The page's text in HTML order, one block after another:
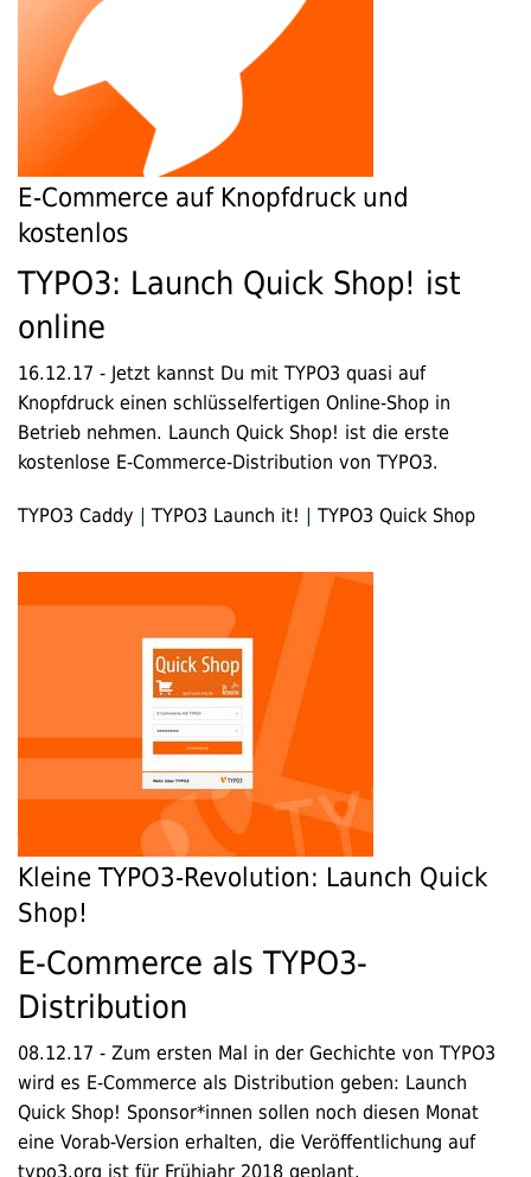
E-Commerce auf Knopfdruck und
kostenlos
TYPO3: Launch Quick Shop! ist
online
16.12.17 - Jetzt kannst Du mit TYPO3 quasi auf
Knopfdruck einen schlüsselfertigen Online-Shop in
Betrieb nehmen. Launch Quick Shop! ist die erste
kostenlose E-Commerce-Distribution von TYPO3.
TYPO3 Caddy TYPO3 Launch it! TYPO3 Quick Shop
Kleine TYPO3-Revolution: Launch Quick
Shop!
E-Commerce als TYPO3-
Distribution
08.12.17 - Zum ersten Mal in der Gechichte von TYPO3
wird es E-Commerce als Distribution geben: Launch
Quick Shop! Sponsor*innen sollen noch diesen Monat
eine Vorab-Version erhalten, die Veröffentlichung auf
typo3.org ist für Frühjahr 2018 geplant.